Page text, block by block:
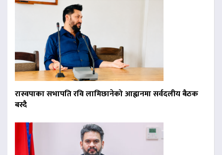
रास्वपाका सभापति रवि लामिछानेको आह्वानमा सर्वदलीय बैठक
बस्दै